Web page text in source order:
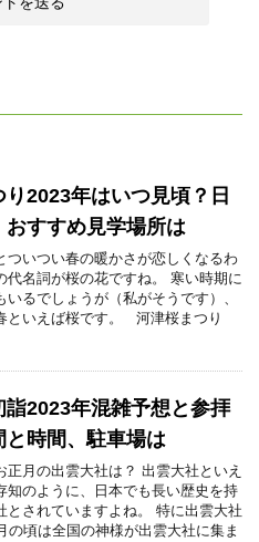
2023年はいつ見頃？日
おすすめ見学場所は
ついつい春の暖かさが恋しくなるわ
代名詞が桜の花ですね。 寒い時期に
いるでしょうが（私がそうです）、
といえば桜です。 河津桜まつり
詣2023年混雑予想と参拝
と時間、駐車場は
正月の出雲大社は？ 出雲大社といえ
知のように、日本でも長い歴史を持
とされていますよね。 特に出雲大社
の頃は全国の神様が出雲大社に集ま